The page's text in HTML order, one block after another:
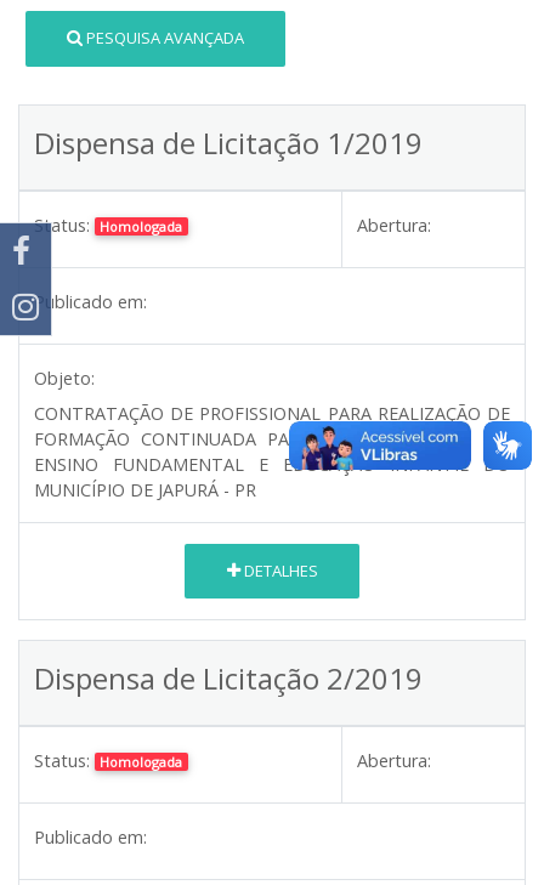
PESQUISA AVANÇADA
Dispensa de Licitação 1/2019
Status: Homologada Abertura:
Publicado em:
Objeto:
CONTRATAÇÃO DE PROFISSIONAL PARA REALIZAÇÃO DE
FORMAÇÃO CONTINUADA PARA OS PROFESSORES DO
ENSINO FUNDAMENTAL E EDUCAÇÃO INFANTIL DO
MUNICÍPIO DE JAPURÁ - PR
DETALHES
Dispensa de Licitação 2/2019
Status: Homologada Abertura:
Publicado em: